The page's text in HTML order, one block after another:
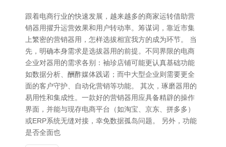
跟着电商行业的快速发展，越来越多的商家运转借助营
销器用擢升运营效果和用户转动率。筹谋词，靠近市集
上繁密的营销器用，怎样选拔相宜我方的成为环节。 当
先，明确本身需求是选拔器用的前提。不同界限的电商
企业对器用的需求各别：袖珍店铺可能更认真基础功能
如数据分析、酬酢媒体践诺；而中大型企业则需要更全
面的客户守护、自动化营销等功能。 其次，琢磨器用的
易用性和集成性。一款好的营销器用应具备精辟的操作
界面，并能与现存电商平台（如淘宝、京东、拼多多）
或ERP系统无缝对接，幸免数据孤岛问题。 另外，功能
是否全面也